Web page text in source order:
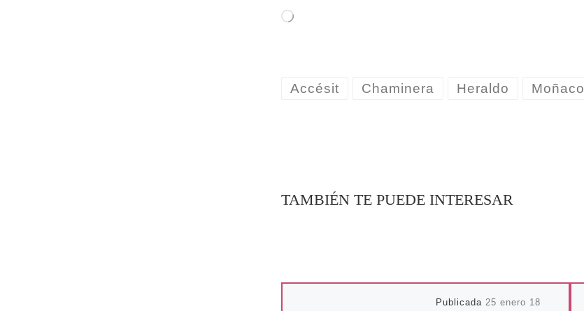
Cargando...
Accésit Chaminera Heraldo Moñaco
TAMBIÉN TE PUEDE INTERESAR
Publicada25 enero 18